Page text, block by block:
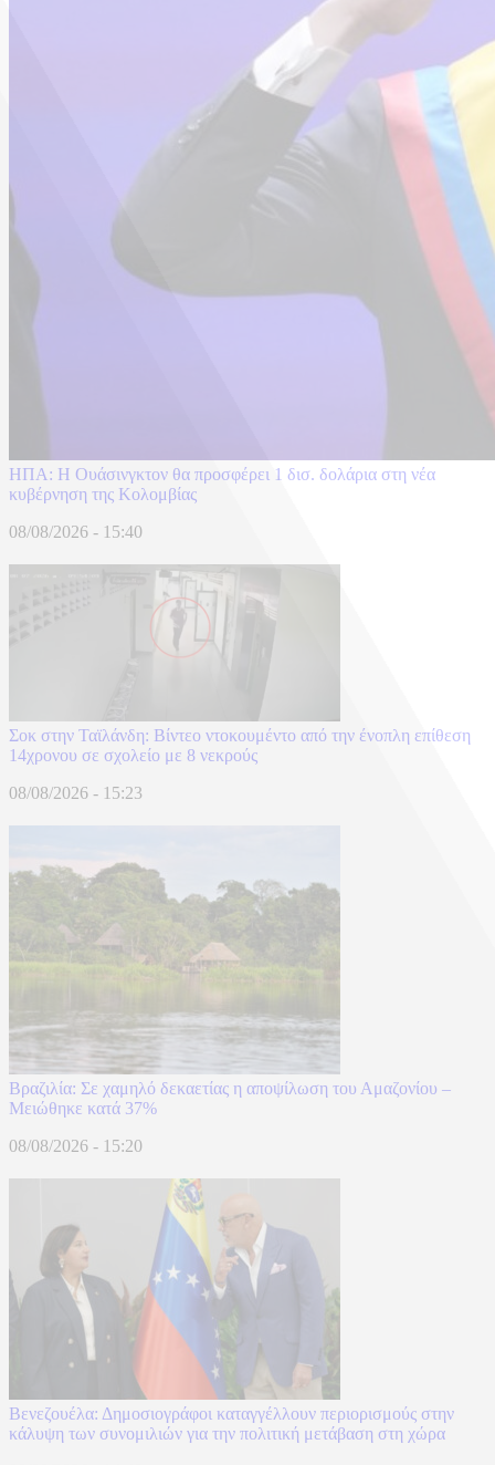
ΗΠΑ: H Ουάσινγκτον θα προσφέρει 1 δισ. δολάρια στη νέα
κυβέρνηση της Κολομβίας
08/08/2026 - 15:40
Σοκ στην Ταϊλάνδη: Βίντεο ντοκουμέντο από την ένοπλη επίθεση
14χρονου σε σχολείο με 8 νεκρούς
08/08/2026 - 15:23
Βραζιλία: Σε χαμηλό δεκαετίας η αποψίλωση του Αμαζονίου –
Μειώθηκε κατά 37%
08/08/2026 - 15:20
Βενεζουέλα: Δημοσιογράφοι καταγγέλλουν περιορισμούς στην
κάλυψη των συνομιλιών για την πολιτική μετάβαση στη χώρα